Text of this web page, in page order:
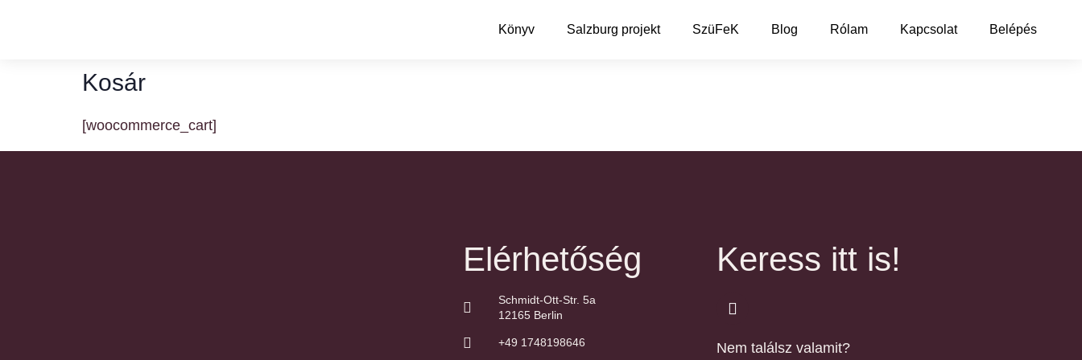
Könyv Salzburg projekt SzüFeK Blog Rólam Kapcsolat Belépés
Kosár
[woocommerce_cart]
Elérhetőség
Schmidt-Ott-Str. 5a
12165 Berlin
+49 1748198646
Keress itt is!
Nem találsz valamit?